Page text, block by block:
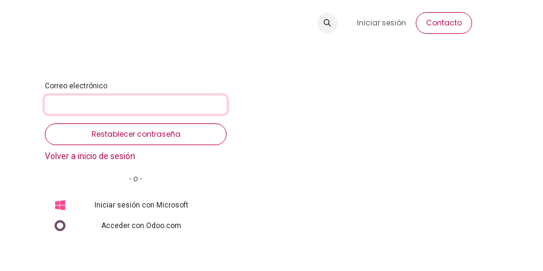
Iniciar sesión Contacto
Correo electrónico
Restablecer contraseña
Volver a inicio de sesión
- o -
Iniciar sesión con Microsoft
Acceder con Odoo.com